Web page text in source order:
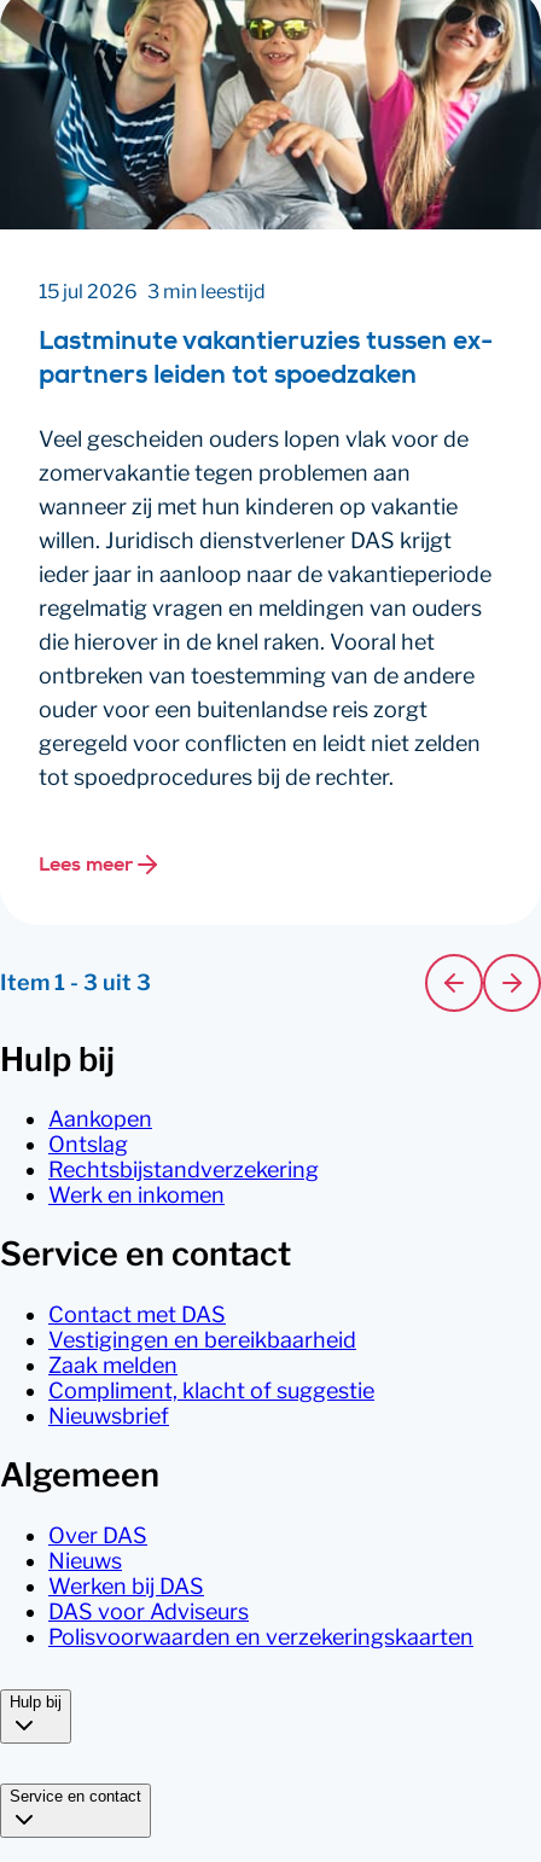
15 jul 2026 3 min leestijd
Lastminute vakantieruzies tussen ex-
partners leiden tot spoedzaken
Veel gescheiden ouders lopen vlak voor de
zomervakantie tegen problemen aan
wanneer zij met hun kinderen op vakantie
willen. Juridisch dienstverlener DAS krijgt
ieder jaar in aanloop naar de vakantieperiode
regelmatig vragen en meldingen van ouders
die hierover in de knel raken. Vooral het
ontbreken van toestemming van de andere
ouder voor een buitenlandse reis zorgt
geregeld voor conflicten en leidt niet zelden
tot spoedprocedures bij de rechter.
Lees meer
Item1 - 3 uit 3
Hulp bij
Aankopen
Ontslag
Rechtsbijstandverzekering
Werk en inkomen
Service en contact
Contact met DAS
Vestigingen en bereikbaarheid
Zaak melden
Compliment, klacht of suggestie
Nieuwsbrief
Algemeen
Over DAS
Nieuws
Werken bij DAS
DAS voor Adviseurs
Polisvoorwaarden en verzekeringskaarten
Hulp bij
Service en contact